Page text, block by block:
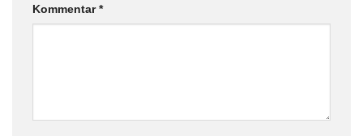
Kommentar*